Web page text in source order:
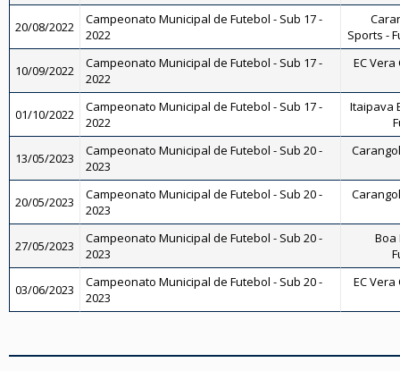
20/08/2022
Campeonato Municipal de Futebol - Sub 17 -
2022
Sports -
10/09/2022
Campeonato Municipal de Futebol - Sub 17 -
2022
EC Vera
01/10/2022
Campeonato Municipal de Futebol - Sub 17 -
2022
Itaipava
13/05/2023
Campeonato Municipal de Futebol - Sub 20 -
2023
20/05/2023
Campeonato Municipal de Futebol - Sub 20 -
2023
27/05/2023
Campeonato Municipal de Futebol - Sub 20 -
2023
Boa
03/06/2023
Campeonato Municipal de Futebol - Sub 20 -
2023
EC Vera